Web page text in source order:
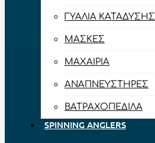
ΓΥΑΛΙΆ ΚΑΤΆΔΥΣΗΣ
ΜΆΣΚΕΣ
ΜΑΧΑΊΡΙΑ
ΑΝΑΠΝΕΥΣΤΉΡΕΣ
ΒΑΤΡΑΧΟΠΈΔΙΛΑ
SPINNING ANGLERS